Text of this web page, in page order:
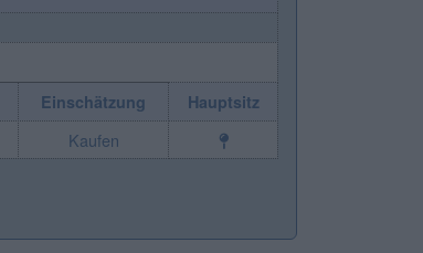
Einschätzung Hauptsitz
Kaufen